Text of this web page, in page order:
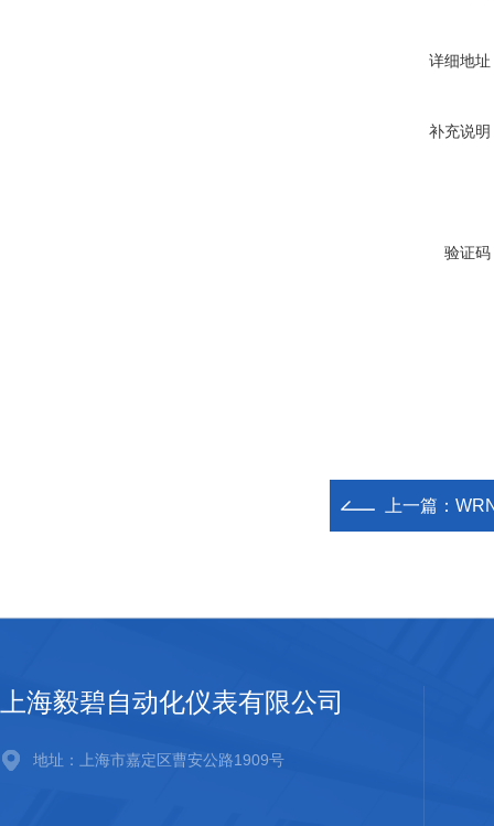
详细地址
补充说明
验证码
上一篇：
上海毅碧自动化仪表有限公司
地址：上海市嘉定区曹安公路1909号